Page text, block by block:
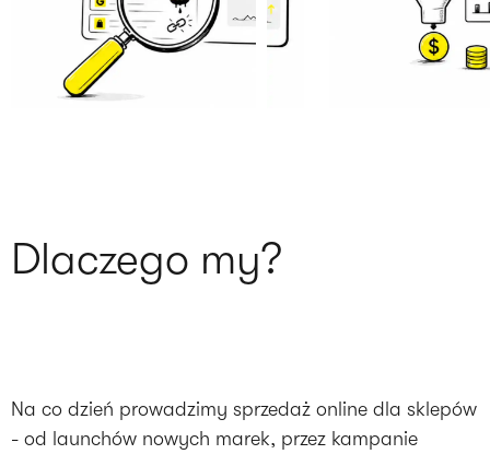
Dlaczego my?
Na co dzień prowadzimy sprzedaż online dla sklepów
- od launchów nowych marek, przez kampanie